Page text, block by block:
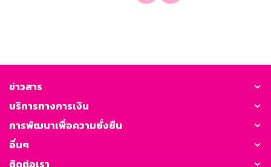
ข่าวสาร
บริการทางการเงิน
การพัฒนาเพื่อความยั่งยืน
อื่นๆ